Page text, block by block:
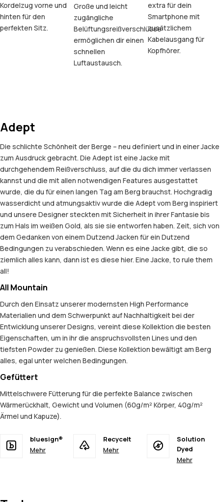
Kordelzug vorne und
hinten für den
perfekten Sitz.
Große und leicht
zugängliche
Belüftungsreißverschlüsse
ermöglichen dir einen
schnellen
Luftaustausch.
extra für dein
Smartphone mit
zusätzlichem
Kabelausgang für
Kopfhörer.
Adept
Die schlichte Schönheit der Berge – neu definiert und in einer Jacke
zum Ausdruck gebracht. Die Adept ist eine Jacke mit
durchgehendem Reißverschluss, auf die du dich immer verlassen
kannst und die mit allen notwendigen Features ausgestattet
wurde, die du für einen langen Tag am Berg brauchst. Hochgradig
wasserdicht und atmungsaktiv wurde die Adept vom Berg inspiriert
und unsere Designer steckten mit Sicherheit in ihrer Fantasie bis
zum Hals im weißen Gold, als sie sie entworfen haben. Zeit, sich von
dem Gedanken von einem Dutzend Jacken für ein Dutzend
Bedingungen zu verabschieden. Wenn es eine Jacke gibt, die so
ziemlich alles kann, dann ist es diese hier. Eine Jacke, to rule them
all!
All Mountain
Durch den Einsatz unserer modernsten High Performance
Materialien und dem Schwerpunkt auf Nachhaltigkeit bei der
Entwicklung unserer Designs, vereint diese Kollektion die besten
Eigenschaften, um in ihr die anspruchsvollsten Lines und den
tiefsten Powder zu genießen. Diese Kollektion bewältigt am Berg
alles, egal unter welchen Bedingungen.
Gefüttert
Mittelschwere Fütterung für die perfekte Balance zwischen
Wärmerückhalt, Gewicht und Volumen (60g/m² Körper, 40g/m²
Ärmel und Kapuze).
bluesign®
Mehr
Recycelt
Mehr
Solution
Dyed
Mehr